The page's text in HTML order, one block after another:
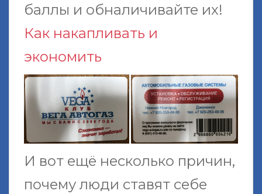
баллы и обналичивайте их!
Как накапливать и
экономить
И вот ещё несколько причин,
почему люди ставят себе